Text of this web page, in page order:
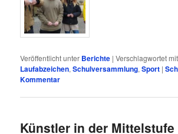
Veröffentlicht unter Berichte |Verschlagwortet mit
Laufabzeichen,Schulversammlung,Sport |
Kommentar
Künstler in der Mittelstufe